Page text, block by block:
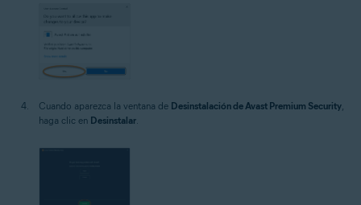
Cuando aparezca la ventana de Desinstalación de Avast Premium Security
haga clic en Desinstalar